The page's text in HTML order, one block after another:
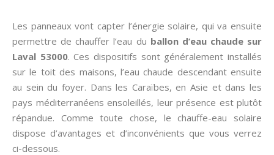
Les panneaux vont capter l’énergie solaire, qui va ensuite
permettre de chauffer l’eau du ballon d’eau chaude sur
Laval 53000. Ces dispositifs sont généralement installés
sur le toit des maisons, l’eau chaude descendant ensuite
au sein du foyer. Dans les Caraïbes, en Asie et dans les
pays méditerranéens ensoleillés, leur présence est plutôt
répandue. Comme toute chose, le chauffe-eau solaire
dispose d’avantages et d’inconvénients que vous verrez
ci-dessous.